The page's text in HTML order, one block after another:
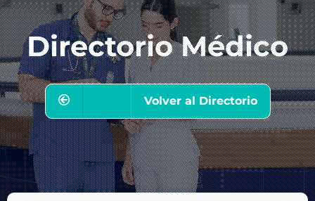
Directorio Médico
Volver al Directorio